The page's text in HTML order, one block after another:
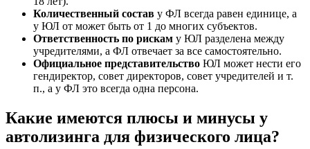
Количественный состав у ФЛ всегда равен единице, а
у ЮЛ от может быть от 1 до многих субъектов.
Ответственность по рискам у ЮЛ разделена между
учредителями, а ФЛ отвечает за все самостоятельно.
Официальное представительство ЮЛ может нести его
гендиректор, совет директоров, совет учредителей и т.
п., а у ФЛ это всегда одна персона.
Какие имеются плюсы и минусы у
автолизинга для физического лица?